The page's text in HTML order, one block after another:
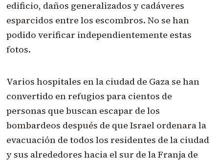
edificio, daños generalizados y cadáveres
esparcidos entre los escombros. No se han
podido verificar independientemente estas
fotos.
Varios hospitales en la ciudad de Gaza se han
convertido en refugios para cientos de
personas que buscan escapar de los
bombardeos después de que Israel ordenara la
evacuación de todos los residentes de la ciudad
y sus alrededores hacia el sur de la Franja de